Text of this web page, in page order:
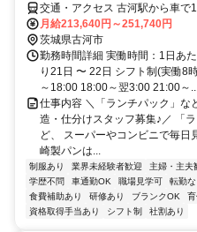
交通・アクセス 古河駅から車で
月給213,640円～251,740円
茨城県古河市
勤務時間詳細 実働時間：1日あ
り21日 〜 22日 シフト制(実働8
～18:00 18:00～翌3:00 21:00～
仕事内容 ＼「ランチパック」な
造・仕分けスタッフ募集♪／ 「
ど、 スーパーやコンビニで毎日
崎製パンは...
制服あり 業界未経験者歓迎 主婦・主夫
学歴不問
車通勤OK 職場見学可 転勤な
食費補助あり
研修あり ブランクOK 育
資格取得手当あり
シフト制 社割あり